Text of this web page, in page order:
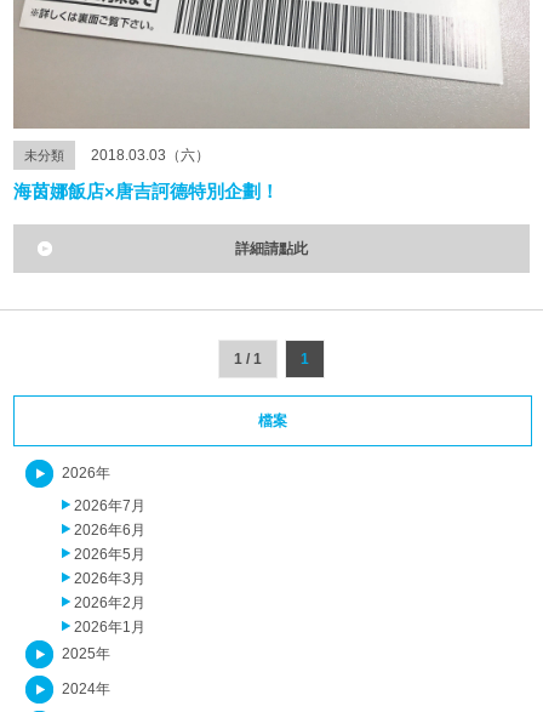
未分類 2018.03.03（六）
海茵娜飯店×唐吉訶德特別企劃！
詳細請點此
1 / 1 1
檔案
2026年
2026年7月
2026年6月
2026年5月
2026年3月
2026年2月
2026年1月
2025年
2024年